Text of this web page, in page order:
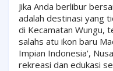
Jika Anda berlibur
adalah destinasi yang
di Kecamatan Wungu,
salahs atu ikon baru
Impian Indonesia',
rekreasi dan edukasi